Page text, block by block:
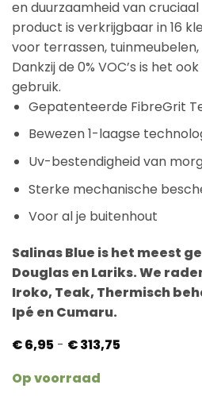
en duurzaamheid van cruciaal
product is verkrijgbaar in 16
voor terrassen,
Dankzij de 0% VOC’s is het
gebruik.
Gepatenteerde FibreGrit
Bewezen 1-laagse
Uv-bestendigheid van
Sterke mechanische
Voor al je buitenhout
Salinas Blue is het meest
Douglas en Lariks. We
Iroko, Teak, Thermisch
Ipé en Cumaru.
€6,95 - €313,75Prijsklasse:
Op voorraad